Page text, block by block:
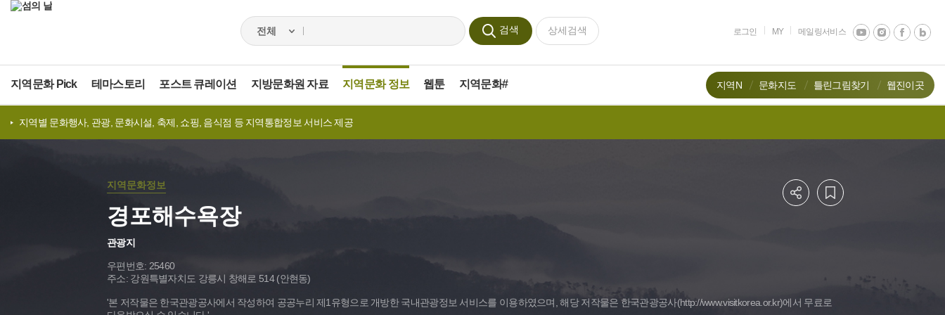
검색 상세검색 로그인 MY 메일링서비스
지역문화 Pick 테마스토리 포스트 큐레이션 지방문화원 자료 지역문화 정보 웹툰 지역문화# 지역N 문화지도 틀린그림찾기 웹진이곳
지역별 문화행사, 관광, 문화시설, 축제, 쇼핑, 음식점 등 지역통합정보 서비스 제공
지역문화정보
경포해수욕장
관광지
우편번호: 25460
주소: 강원특별자치도 강릉시 창해로 514 (안현동)
'본 저작물은 한국관광공사에서 작성하여 공공누리 제1유형으로 개방한 국내관광정보 서비스를 이용하였으며, 해당 저작물은 한국관광공사(http://www.visitkorea.or.kr)에서 무료로